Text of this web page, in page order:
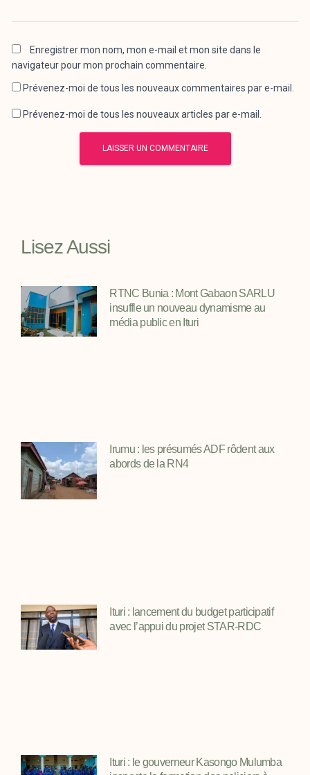
Enregistrer mon nom, mon e-mail et mon site dans le
navigateur pour mon prochain commentaire.
Prévenez-moi de tous les nouveaux commentaires par e-mail.
Prévenez-moi de tous les nouveaux articles par e-mail.
Lisez Aussi
RTNC Bunia : Mont Gabaon SARLU
insuffle un nouveau dynamisme au
média public en Ituri
Irumu : les présumés ADF rôdent aux
abords de la RN4
Ituri : lancement du budget participatif
avec l’appui du projet STAR-RDC
Ituri : le gouverneur Kasongo Mulumba